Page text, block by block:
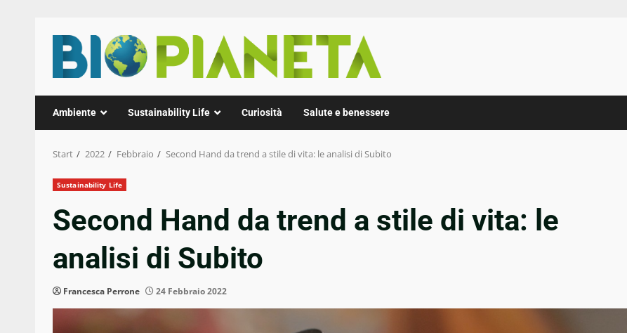
Inhalt
springen
Ambiente Sustainability Life Curiosità Salute e benessere
Start 2022 Febbraio Second Hand da trend a stile di vita: le analisi di Subito
Sustainability Life
Second Hand da trend a stile di vita: le
analisi di Subito
Francesca Perrone 24 Febbraio 2022